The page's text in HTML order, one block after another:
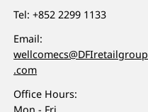
Tel:+852 2299 1133
Email:
wellcomecs@DFIretailgroup
.com
Office Hours: